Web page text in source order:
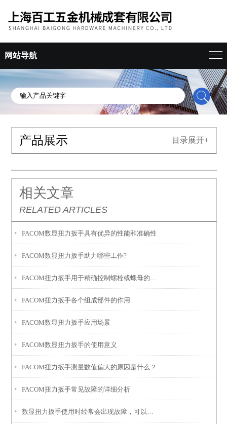
网站导航
产品展示 目录展开+
相关文章
RELATED ARTICLES
FACOM数显扭力扳手具有优异的性能和准确性
FACOM数显扭力扳手助力哪些工作?
FACOM扭力扳手各个组成部件的作用
FACOM数显扭力扳手应用场景
FACOM数显扭力扳手的使用意义
FACOM扭力扳手测量数值偏大的原因是什么？
FACOM扭力扳手常见故障的详细分析